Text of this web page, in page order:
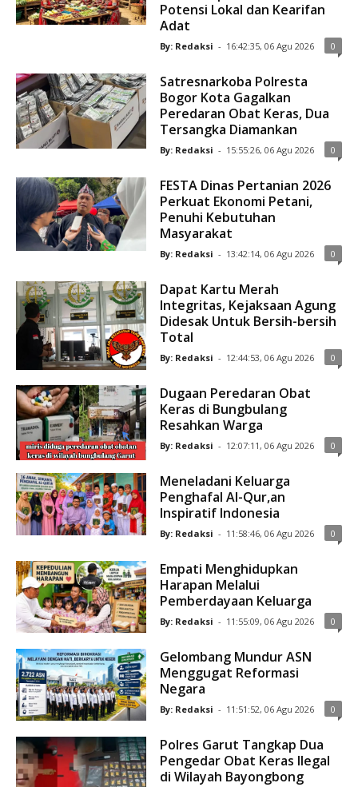
Potensi Lokal dan Kearifan
Adat
By: Redaksi - 16:42:35, 06 Agu 2026 0
Satresnarkoba Polresta
Bogor Kota Gagalkan
Peredaran Obat Keras, Dua
Tersangka Diamankan
By: Redaksi - 15:55:26, 06 Agu 2026 0
FESTA Dinas Pertanian 2026
Perkuat Ekonomi Petani,
Penuhi Kebutuhan
Masyarakat
By: Redaksi - 13:42:14, 06 Agu 2026 0
Dapat Kartu Merah
Integritas, Kejaksaan Agung
Didesak Untuk Bersih-bersih
Total
By: Redaksi - 12:44:53, 06 Agu 2026 0
Dugaan Peredaran Obat
Keras di Bungbulang
Resahkan Warga
By: Redaksi - 12:07:11, 06 Agu 2026 0
Meneladani Keluarga
Penghafal Al-Qur,an
Inspiratif Indonesia
By: Redaksi - 11:58:46, 06 Agu 2026 0
Empati Menghidupkan
Harapan Melalui
Pemberdayaan Keluarga
By: Redaksi - 11:55:09, 06 Agu 2026 0
Gelombang Mundur ASN
Menggugat Reformasi
Negara
By: Redaksi - 11:51:52, 06 Agu 2026 0
Polres Garut Tangkap Dua
Pengedar Obat Keras Ilegal
di Wilayah Bayongbong